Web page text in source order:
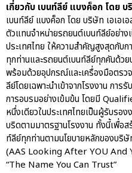
เกี่ยวกับ เบนท์ลีย์ แบงค็อก โดย บ
เบนท์ลีย์ แบงค็อก โดย บริษัท เอเอเ
ตัวแทนจำหน่ายรถยนต์เบนท์ลีย์อย่าง
ประเทศไทย ให้ความสำคัญสูงสุดกับ
ทุกท่านและรถยนต์เบนท์ลีย์ทุกคันด้ว
พร้อมด้วยอุปกรณ์และเครื่องมือตรว
ลีย์โดยเฉพาะนำเข้าจากโรงงาน กา
การอบรมอย่างเข้มข้น โดยมี
หนึ่งเดียวในประเทศไทยเป็นผู้รับรอ
บริดตามมาตรฐานโรงงาน ทั้งนี้เพื่อ
ท์ลีย์ทุกท่านตามนโยบายหลักของบริ
(AAS Looking After YOU And
“The Name You Can Trust”